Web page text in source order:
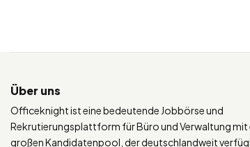
Über uns
Officeknight ist eine bedeutende Jobbörse und
Rekrutierungsplattform für Büro und Verwaltung mit
großen Kandidatenpool, der deutschlandweit